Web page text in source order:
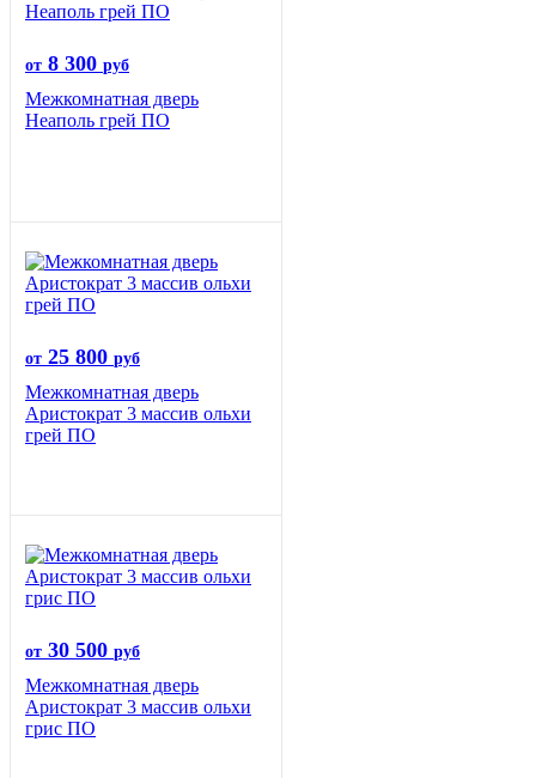
от 8 300 руб
Межкомнатная дверь
Неаполь грей ПО
от 25 800 руб
Межкомнатная дверь
Аристократ 3 массив ольхи
грей ПО
от 30 500 руб
Межкомнатная дверь
Аристократ 3 массив ольхи
грис ПО